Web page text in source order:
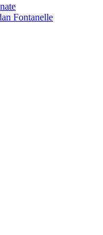
Fontanelle